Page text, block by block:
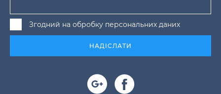
Згодний на обробку персональних даних
НАДІСЛАТИ